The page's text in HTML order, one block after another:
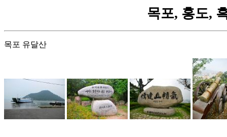
목포, 홍도,
목포 유달산